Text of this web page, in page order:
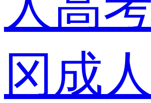
冈成